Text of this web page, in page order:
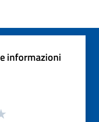
informazioni